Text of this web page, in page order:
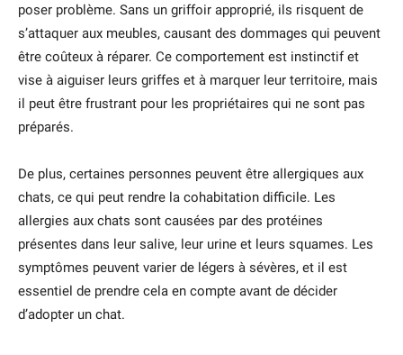
poser problème. Sans un griffoir approprié, ils risquent de
s’attaquer aux meubles, causant des dommages qui peuvent
être coûteux à réparer. Ce comportement est instinctif et
vise à aiguiser leurs griffes et à marquer leur territoire, mais
il peut être frustrant pour les propriétaires qui ne sont pas
préparés.
De plus, certaines personnes peuvent être allergiques aux
chats, ce qui peut rendre la cohabitation difficile. Les
allergies aux chats sont causées par des protéines
présentes dans leur salive, leur urine et leurs squames. Les
symptômes peuvent varier de légers à sévères, et il est
essentiel de prendre cela en compte avant de décider
d’adopter un chat.